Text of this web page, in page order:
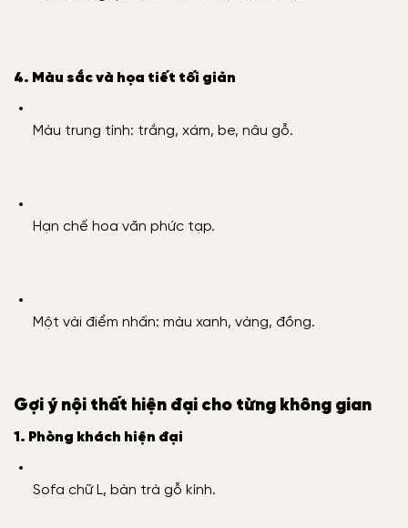
4. Màu sắc và họa tiết tối giản
Màu trung tính: trắng, xám, be, nâu gỗ.
Hạn chế hoa văn phức tạp.
Một vài điểm nhấn: màu xanh, vàng, đồng.
Gợi ý nội thất hiện đại cho từng không gian
1. Phòng khách hiện đại
Sofa chữ L, bàn trà gỗ kính.